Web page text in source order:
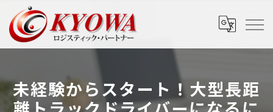
未経験からスタート！大型長距